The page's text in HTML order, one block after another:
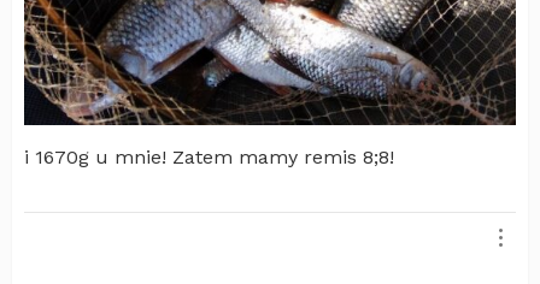
i 1670g u mnie! Zatem mamy remis 8;8!